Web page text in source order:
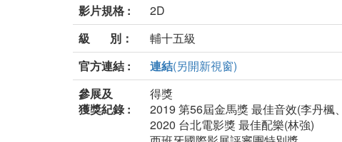
影片規格 :
2D
級 別：
輔十五級
官方連結 :
連結(另開新視窗)
參展及
獲獎紀錄 :
得獎
2019 第56屆金馬獎 最佳音效(李丹楓
2020 台北電影獎 最佳配樂(林強)